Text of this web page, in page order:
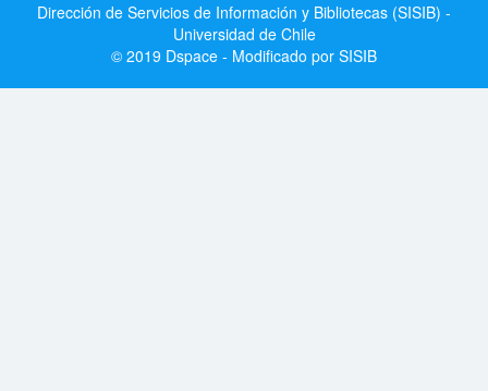
Dirección de Servicios de Información y Bibliotecas (SISIB) -
Universidad de Chile
© 2019 Dspace - Modificado por SISIB